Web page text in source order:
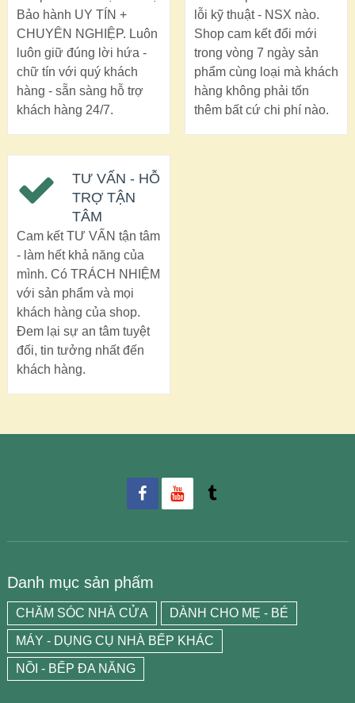
Bảo hành UY TÍN +
CHUYÊN NGHIỆP. Luôn
luôn giữ đúng lời hứa -
chữ tín với quý khách
hàng - sẵn sàng hỗ trợ
khách hàng 24/7.
lỗi kỹ thuật - NSX nào.
Shop cam kết đổi mới
trong vòng 7 ngày sản
phẩm cùng loại mà khách
hàng không phải tốn
thêm bất cứ chi phí nào.
TƯ VẤN - HỖ
TRỢ TẬN
TÂM
Cam kết TƯ VẤN tận tâm
- làm hết khả năng của
mình. Có TRÁCH NHIỆM
với sản phẩm và mọi
khách hàng của shop.
Đem lại sự an tâm tuyệt
đối, tin tưởng nhất đến
khách hàng.
Danh mục sản phẩm
CHĂM SÓC NHÀ CỬA DÀNH CHO MẸ - BÉ
MÁY - DỤNG CỤ NHÀ BẾP KHÁC
NỒI - BẾP ĐA NĂNG